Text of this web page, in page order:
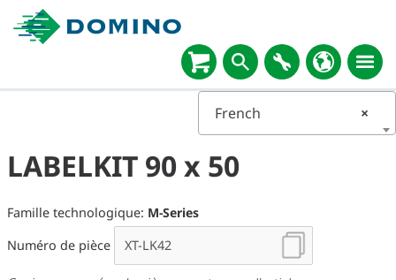
×
French
LABELKIT 90 x 50
Famille technologique: M-Series
Numéro de pièce